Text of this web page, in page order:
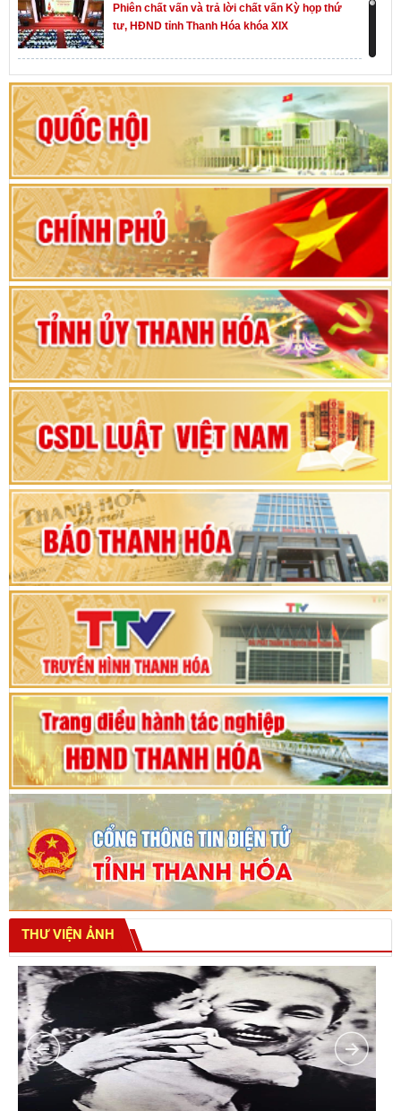
Phiên chất vấn và trả lời chất vấn Kỳ họp thứ
tư, HĐND tỉnh Thanh Hóa khóa XIX
Khai mạc kỳ họp thứ Nhất, Quốc hội khóa XVI
Hướng dẫn quy trình bỏ phiếu bầu cử ĐBQH
khoá XVI và đại biểu HĐND các cấp nhiệm kỳ
2026-2031
80 năm Quốc hội Việt Nam: vì lợi ích Nhân dân,
vì sự phát triển của đất nước
Bộ Chính trị duyệt nội dung Đại hội đại biểu
Đảng bộ tỉnh Thanh Hóa lần thứ XX, nhiệm kỳ
2025 - 2030
Đại hội đại biểu Đảng bộ xã Yên Thọ lần thứ I,
nhiệm kỳ 2025 – 2030
Đại hội Đảng bộ xã Yên Ninh lần thứ nhất,
nhiệm kỳ 2025 - 2030
Khai mạc Kỳ họp bất thường lần thứ 9, Quốc
hội khóa XV
Phiên thảo luận Kỳ họp thứ 24, HĐND tỉnh
Thanh Hóa khóa XVIII, nhiệm kỳ 2021 - 2026
Bế mạc Kỳ họp thứ hai bốn, Hội đồng nhân dân
tỉnh khoá XVIII
THƯ VIỆN ẢNH